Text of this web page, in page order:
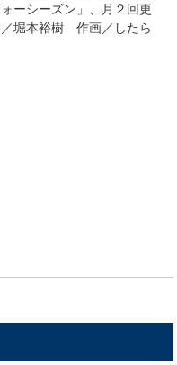
ーシーズン」、月２回更
／堀本裕樹 作画／したら